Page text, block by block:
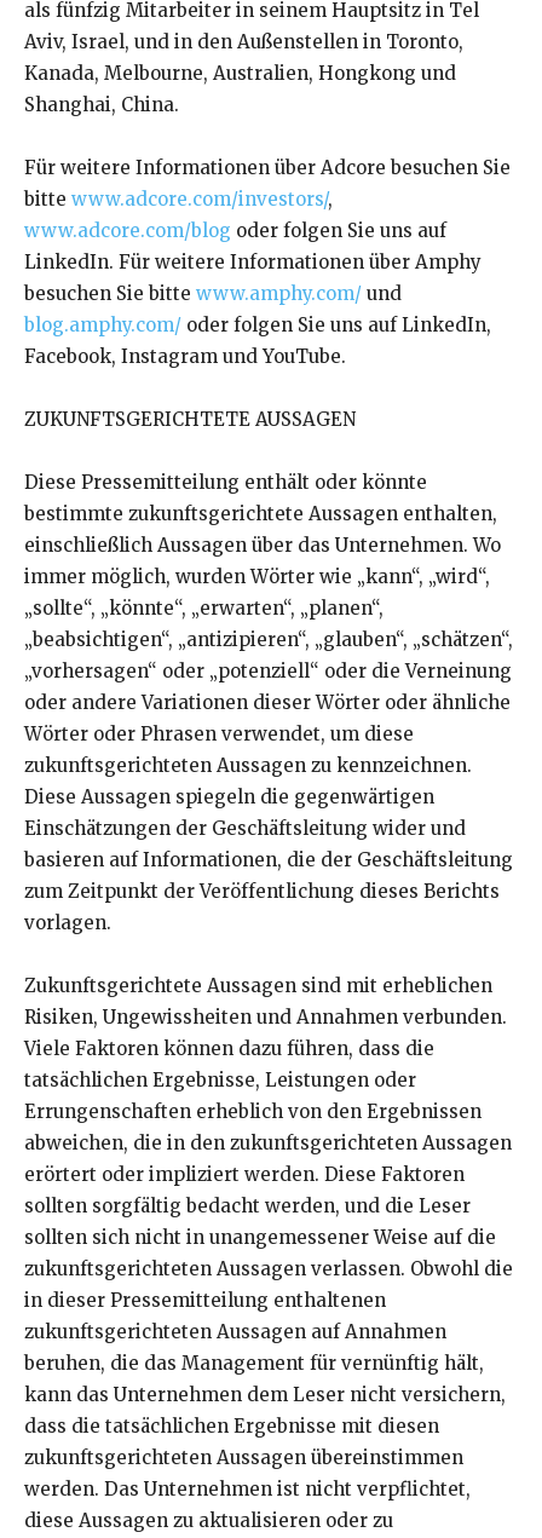
als fünfzig Mitarbeiter in seinem Hauptsitz in Tel
Aviv, Israel, und in den Außenstellen in Toronto,
Kanada, Melbourne, Australien, Hongkong und
Shanghai, China.
Für weitere Informationen über Adcore besuchen Sie
bitte www.adcore.com/investors/,
www.adcore.com/blog oder folgen Sie uns auf
LinkedIn. Für weitere Informationen über Amphy
besuchen Sie bitte www.amphy.com/ und
blog.amphy.com/ oder folgen Sie uns auf LinkedIn,
Facebook, Instagram und YouTube.
ZUKUNFTSGERICHTETE AUSSAGEN
Diese Pressemitteilung enthält oder könnte
bestimmte zukunftsgerichtete Aussagen enthalten,
einschließlich Aussagen über das Unternehmen. Wo
immer möglich, wurden Wörter wie „kann“, „wird“,
„sollte“, „könnte“, „erwarten“, „planen“,
„beabsichtigen“, „antizipieren“, „glauben“, „schätzen“,
„vorhersagen“ oder „potenziell“ oder die Verneinung
oder andere Variationen dieser Wörter oder ähnliche
Wörter oder Phrasen verwendet, um diese
zukunftsgerichteten Aussagen zu kennzeichnen.
Diese Aussagen spiegeln die gegenwärtigen
Einschätzungen der Geschäftsleitung wider und
basieren auf Informationen, die der Geschäftsleitung
zum Zeitpunkt der Veröffentlichung dieses Berichts
vorlagen.
Zukunftsgerichtete Aussagen sind mit erheblichen
Risiken, Ungewissheiten und Annahmen verbunden.
Viele Faktoren können dazu führen, dass die
tatsächlichen Ergebnisse, Leistungen oder
Errungenschaften erheblich von den Ergebnissen
abweichen, die in den zukunftsgerichteten Aussagen
erörtert oder impliziert werden. Diese Faktoren
sollten sorgfältig bedacht werden, und die Leser
sollten sich nicht in unangemessener Weise auf die
zukunftsgerichteten Aussagen verlassen. Obwohl die
in dieser Pressemitteilung enthaltenen
zukunftsgerichteten Aussagen auf Annahmen
beruhen, die das Management für vernünftig hält,
kann das Unternehmen dem Leser nicht versichern,
dass die tatsächlichen Ergebnisse mit diesen
zukunftsgerichteten Aussagen übereinstimmen
werden. Das Unternehmen ist nicht verpflichtet,
diese Aussagen zu aktualisieren oder zu